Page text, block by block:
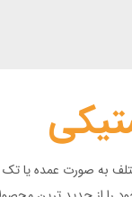
به صورت عمده یا